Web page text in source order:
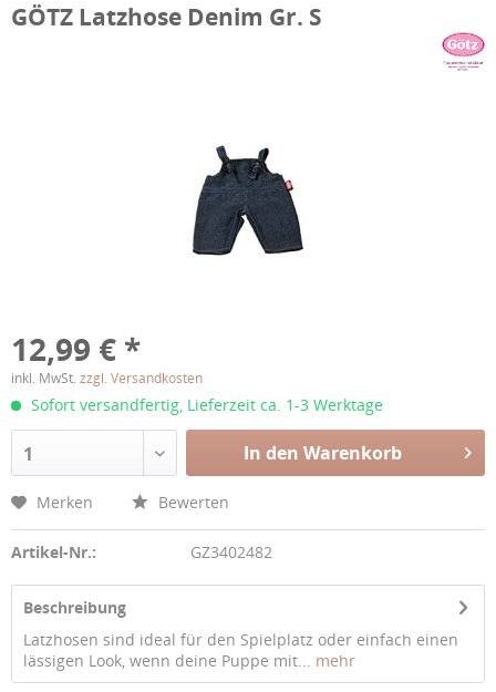
GÖTZ Latzhose Denim Gr. S
12,99 € *
inkl. MwSt. zzgl. Versandkosten
Sofort versandfertig, Lieferzeit ca. 1-3 Werktage
1 In den Warenkorb
Merken Bewerten
Artikel-Nr.: GZ3402482
Beschreibung
Latzhosen sind ideal für den Spielplatz oder einfach einen
lässigen Look, wenn deine Puppe mit... mehr